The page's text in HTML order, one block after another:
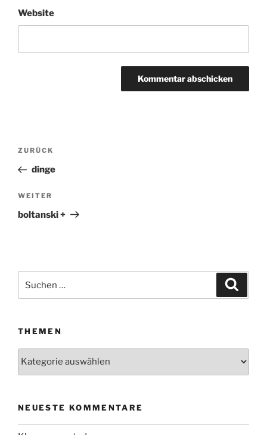
Website
Beitragsnavigation
Vorheriger
Beitrag
ZURÜCK
dinge
Nächster
Beitrag
WEITER
boltanski +
nach:
THEMEN
NEUESTE KOMMENTARE